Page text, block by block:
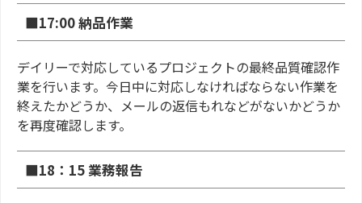
■17:00 納品作業
デイリーで対応しているプロジェクトの最終品質確認作
業を行います。今日中に対応しなければならない作業を
終えたかどうか、メールの返信もれなどがないかどうか
を再度確認します。
■18：15 業務報告